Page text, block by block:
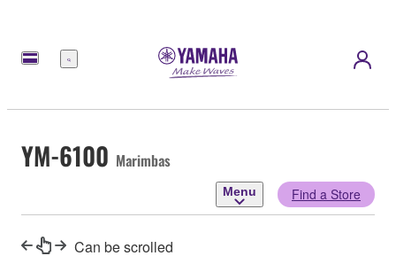
Menu
YM-6100 Marimbas
Menu Find a Store
Can be scrolled